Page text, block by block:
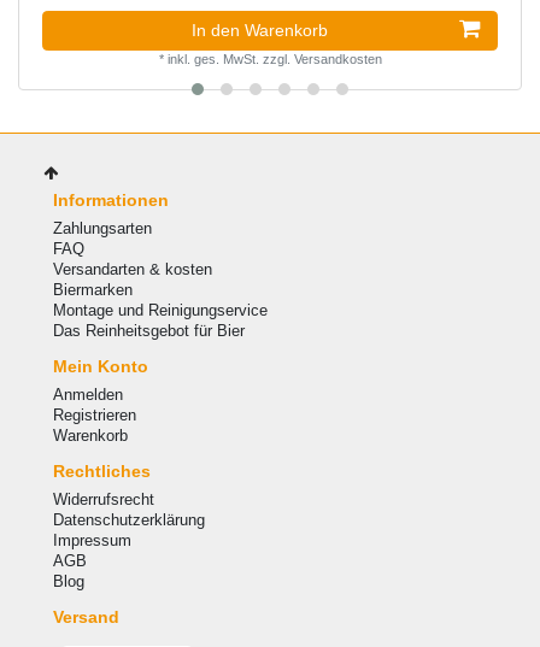
In den Warenkorb
* inkl. ges. MwSt. zzgl. Versandkosten
Informationen
Zahlungsarten
FAQ
Versandarten & kosten
Biermarken
Montage und Reinigungservice
Das Reinheitsgebot für Bier
Mein Konto
Anmelden
Registrieren
Warenkorb
Rechtliches
Widerrufsrecht
Datenschutzerklärung
Impressum
AGB
Blog
Versand